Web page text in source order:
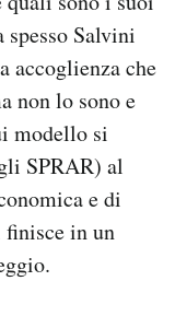
Salvini
accoglienza che
non lo sono e
modello si
SPRAR) al
e di
finisce in un